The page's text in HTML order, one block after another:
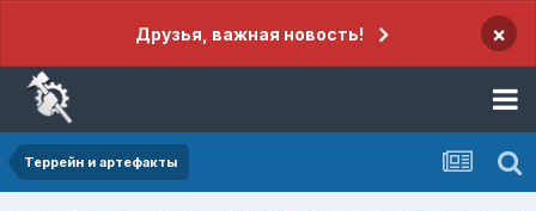
Друзья, важная новость! ×
Террейн и артефакты